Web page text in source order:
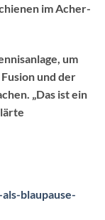
im Acher-
um
und der
„Das ist ein
blaupause-